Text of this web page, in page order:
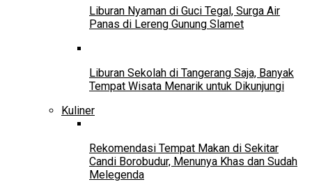
Liburan Nyaman di Guci Tegal, Surga Air
Panas di Lereng Gunung Slamet
Liburan Sekolah di Tangerang Saja, Banyak
Tempat Wisata Menarik untuk Dikunjungi
Kuliner
Rekomendasi Tempat Makan di Sekitar
Candi Borobudur, Menunya Khas dan Sudah
Melegenda